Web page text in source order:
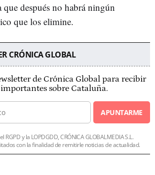
que después no habrá ningún
que los elimine.
CRÓNICA GLOBAL
de Crónica Global para recibir
sobre Cataluña.
APUNTARME
RGPD y la LOPDGDD, CRÓNICA GLOBALMEDIA S.L.
con la finalidad de remitirle noticias de actualidad.